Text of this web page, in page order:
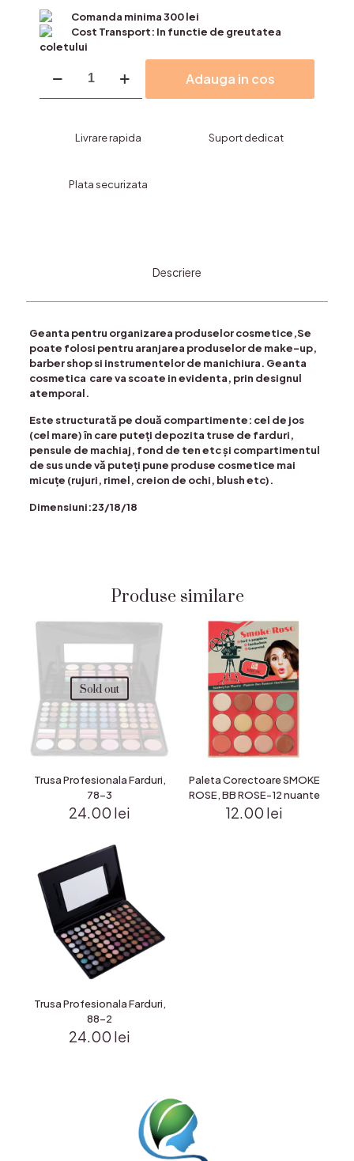
Comanda minima 300 lei
Cost Transport: In functie de greutatea
coletului
Geanta
Cosmetice,Brilliant-
Adauga in cos
Livrare rapida Suport dedicat
Plata securizata
Descriere
Geanta pentru organizarea produselor cosmetice,Se
poate folosi pentru aranjarea produselor de make-up,
barber shop si instrumentelor de manichiura. Geanta
cosmetica care va scoate in evidenta, prin designul
atemporal.
Este structurată pe două compartimente: cel de jos
(cel mare) în care puteți depozita truse de farduri,
pensule de machiaj, fond de ten etc și compartimentul
de sus unde vă puteți pune produse cosmetice mai
micuțe (rujuri, rimel, creion de ochi, blush etc).
Dimensiuni:23/18/18
Produse similare
Sold out
Trusa Profesionala Farduri,
78-3
24.00 lei
Paleta Corectoare SMOKE
ROSE, BB ROSE-12 nuante
12.00 lei
Trusa Profesionala Farduri,
88-2
24.00 lei